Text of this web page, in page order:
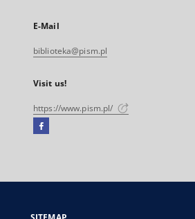
E-Mail
biblioteka@pism.pl
Visit us!
https://www.pism.pl/
Facebook
open